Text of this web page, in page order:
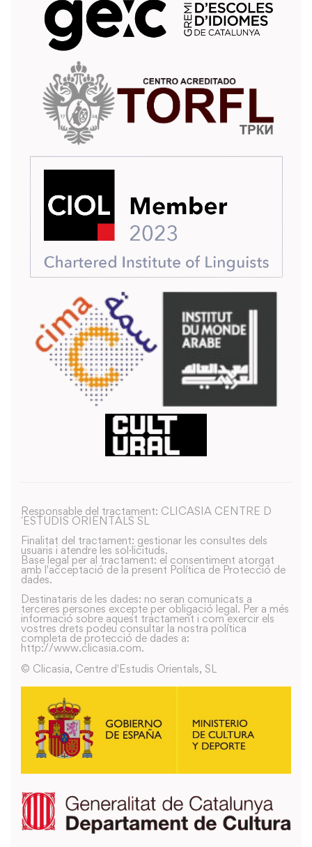
Responsable del tractament: CLICASIA CENTRE D
´ESTUDIS ORIENTALS SL
Finalitat del tractament: gestionar les consultes dels
usuaris i atendre les sol·licituds.
Base legal per al tractament: el consentiment atorgat
amb l'acceptació de la present Política de Protecció de
dades.
Destinataris de les dades: no seran comunicats a
terceres persones excepte per obligació legal. Per a més
informació sobre aquest tractament i com exercir els
vostres drets podeu consultar la nostra política
completa de protecció de dades a:
http://www.clicasia.com.
© Clicasia, Centre d'Estudis Orientals, SL